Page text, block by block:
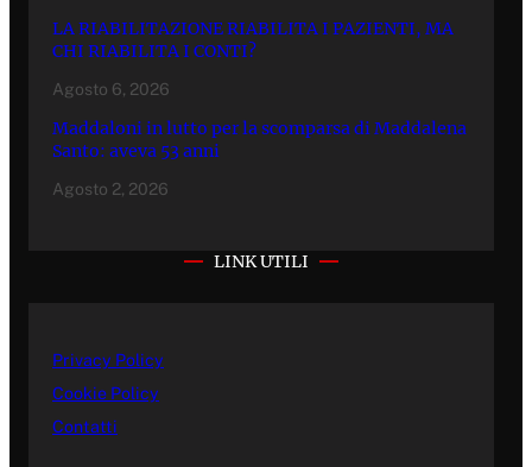
LA RIABILITAZIONE RIABILITA I PAZIENTI, MA
CHI RIABILITA I CONTI?
Agosto 6, 2026
Maddaloni in lutto per la scomparsa di Maddalena
Santo: aveva 53 anni
Agosto 2, 2026
LINK UTILI
Privacy Policy
Cookie Policy
Contatti